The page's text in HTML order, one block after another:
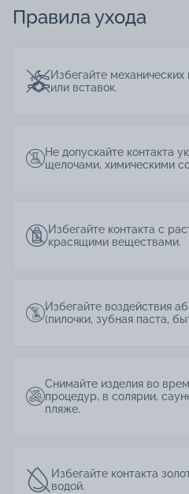
Правила ухода
Избегайте
или вставок.
Не допускайте контакта
щелочами, химическими
Избегайте контакта с
красящими веществами.
Избегайте воздействия
(пилочки, зубная паста,
Снимайте изделия во
процедур, в солярии,
пляже.
Избегайте контакта
водой.